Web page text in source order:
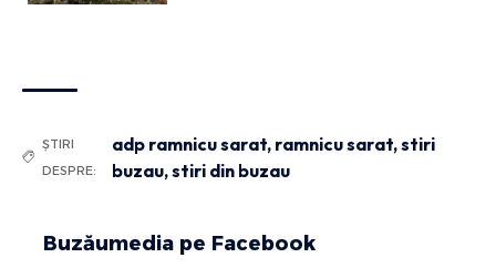
ȘTIRI
DESPRE:
adp ramnicu sarat, ramnicu sarat,stiri
buzau,stiri din buzau
Buzăumedia pe Facebook